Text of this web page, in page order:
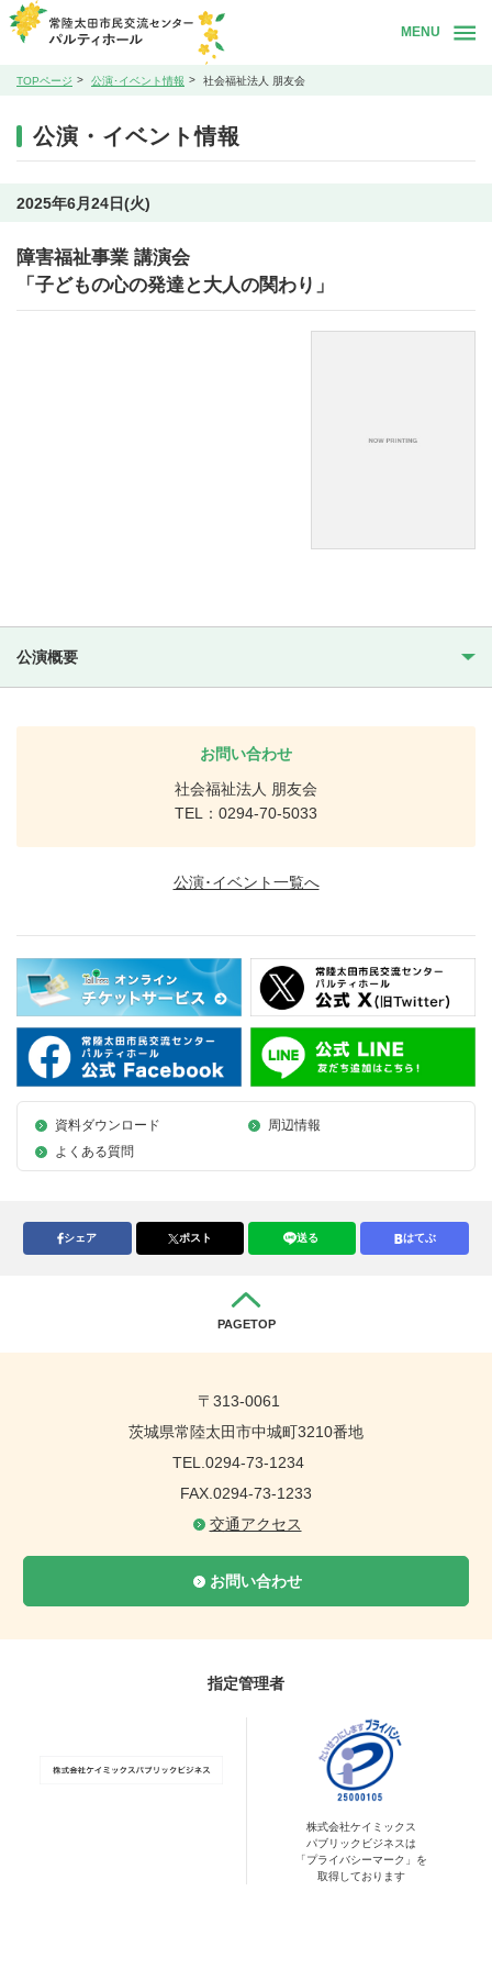
MENU
TOPページ 公演･イベント情報 社会福祉法人 朋友会
公演・イベント情報
2025年6月24日(火)
障害福祉事業 講演会
「子どもの心の発達と大人の関わり」
公演概要
お問い合わせ
社会福祉法人 朋友会
TEL：0294-70-5033
公演･イベント一覧へ
資料ダウンロード
周辺情報
よくある質問
シェア ポスト 送る はてぶ
PAGETOP
〒313-0061
茨城県常陸太田市中城町3210番地
TEL.0294-73-1234
FAX.0294-73-1233
交通アクセス
お問い合わせ
指定管理者
株式会社ケイミックス
パブリックビジネスは
「プライバシーマーク」を
取得しております